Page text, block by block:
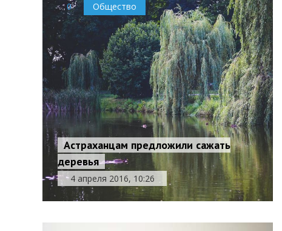
0 Общество
Астраханцам предложили сажать
деревья
4 апреля 2016, 10:26